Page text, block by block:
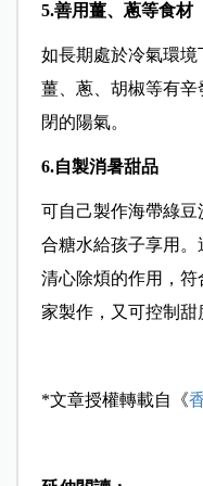
5.善用薑、蔥等食材
如長期處於冷氣環
薑、蔥、胡椒等有
閉的陽氣。
6.自製消暑甜品
可自己製作海帶綠
合糖水給孩子享用
清心除煩的作用，
家製作，又可控制甜
*文章授權轉載自《